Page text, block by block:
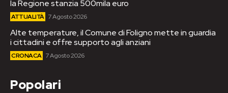
la Regione stanzia 500mila euro
ATTUALITÀ 7 Agosto 2026
Alte temperature, il Comune di Foligno mette in guardia
i cittadini e offre supporto agli anziani
CRONACA 7 Agosto 2026
Popolari